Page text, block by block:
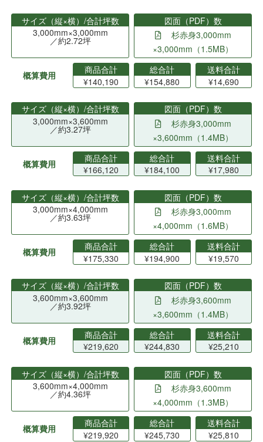
サイズ（縦×横）/合計坪数
3,000mm×3,000mm
／約2.72坪
図面（PDF）数
杉赤身3,000mm
×3,000mm（1.5MB）
概算費用
商品合計
¥140,190
総合計
¥154,880
送料合計
¥14,690
サイズ（縦×横）/合計坪数
3,000mm×3,600mm
／約3.27坪
図面（PDF）数
杉赤身3,000mm
×3,600mm（1.4MB）
概算費用
商品合計
¥166,120
総合計
¥184,100
送料合計
¥17,980
サイズ（縦×横）/合計坪数
3,000mm×4,000mm
／約3.63坪
図面（PDF）数
杉赤身3,000mm
×4,000mm（1.6MB）
概算費用
商品合計
¥175,330
総合計
¥194,900
送料合計
¥19,570
サイズ（縦×横）/合計坪数
3,600mm×3,600mm
／約3.92坪
図面（PDF）数
杉赤身3,600mm
×3,600mm（1.4MB）
概算費用
商品合計
¥219,620
総合計
¥244,830
送料合計
¥25,210
サイズ（縦×横）/合計坪数
3,600mm×4,000mm
／約4.36坪
図面（PDF）数
杉赤身3,600mm
×4,000mm（1.3MB）
概算費用
商品合計
¥219,920
総合計
¥245,730
送料合計
¥25,810